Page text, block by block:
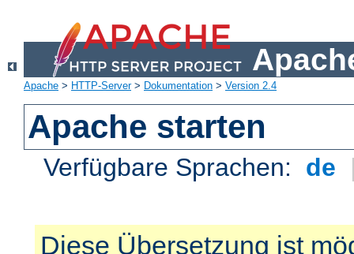
Apache > HTTP-Server> Dokumentation > Version 2.4
Apache starten
Verfügbare Sprachen: de
Diese Übersetzung ist